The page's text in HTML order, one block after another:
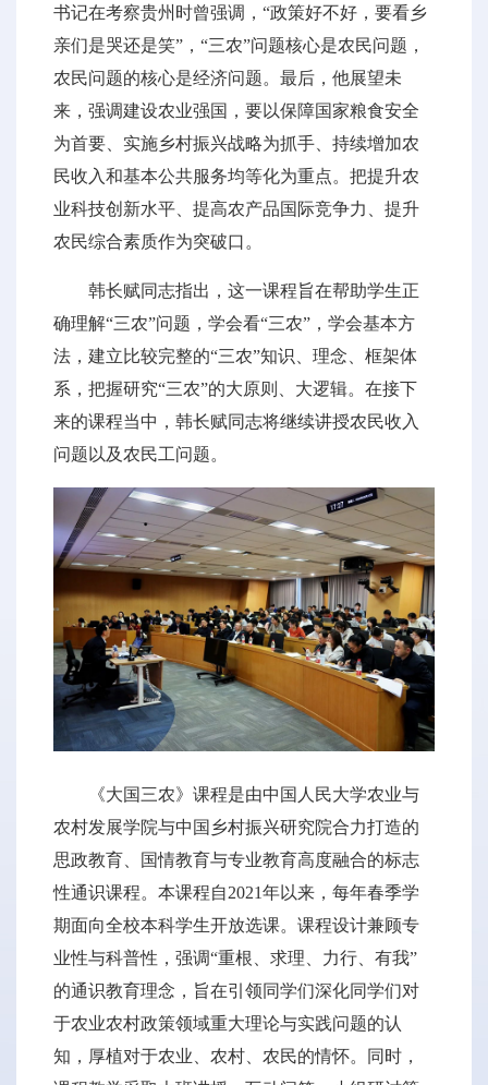
书记在考察贵州时曾强调，“政策好不好，要看乡
亲们是哭还是笑”，“三农”问题核心是农民问题，
农民问题的核心是经济问题。最后，他展望未
来，强调建设农业强国，要以保障国家粮食安全
为首要、实施乡村振兴战略为抓手、持续增加农
民收入和基本公共服务均等化为重点。把提升农
业科技创新水平、提高农产品国际竞争力、提升
农民综合素质作为突破口。
韩长赋同志指出，这一课程旨在帮助学生正
确理解“三农”问题，学会看“三农”，学会基本方
法，建立比较完整的“三农”知识、理念、框架体
系，把握研究“三农”的大原则、大逻辑。在接下
来的课程当中，韩长赋同志将继续讲授农民收入
问题以及农民工问题。
《大国三农》课程是由中国人民大学农业与
农村发展学院与中国乡村振兴研究院合力打造的
思政教育、国情教育与专业教育高度融合的标志
性通识课程。本课程自2021年以来，每年春季学
期面向全校本科学生开放选课。课程设计兼顾专
业性与科普性，强调“重根、求理、力行、有我”
的通识教育理念，旨在引领同学们深化同学们对
于农业农村政策领域重大理论与实践问题的认
知，厚植对于农业、农村、农民的情怀。同时，